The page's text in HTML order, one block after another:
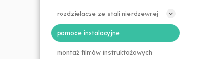
rozdzielacze ze stali nierdzewnej
pomoce instalacyjne
montaż filmów instruktażowych